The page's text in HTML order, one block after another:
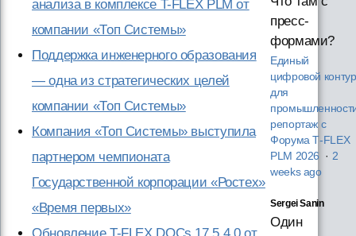
анализа в комплексе T-FLEX PLM от
компании «Топ Системы»
Поддержка инженерного образования
— одна из стратегических целей
компании «Топ Системы»
Компания «Топ Системы» выступила
партнером чемпионата
Государственной корпорации «Ростех»
«Время первых»
пресс-
формами?
Единый
цифровой контур
для
репортаж с
Форума T‑FLEX
PLM 2026 · 2
weeks ago
Sergei Sanin
Один